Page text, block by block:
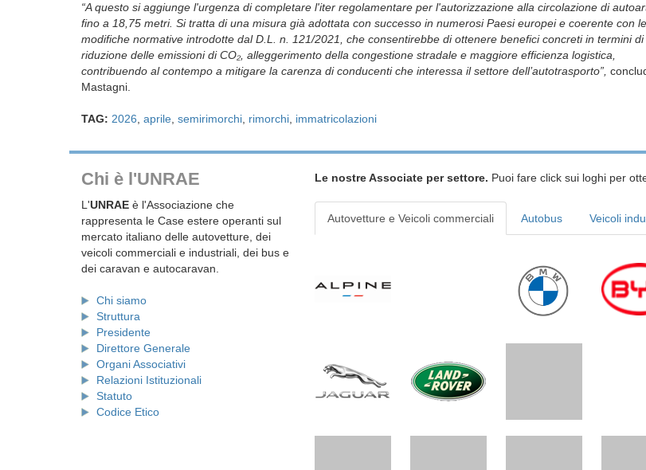
“A questo si aggiunge l'urgenza di completare l'iter regolamentare per l'autorizzazione alla circolazione di
fino a 18,75 metri. Si tratta di una misura già adottata con successo in numerosi Paesi europei e coerente con le
modifiche normative introdotte dal D.L. n. 121/2021, che consentirebbe di ottenere benefici concreti in termini di
riduzione delle emissioni di CO₂ , alleggerimento della congestione stradale e maggiore efficienza logistica,
contribuendo al contempo a mitigare la carenza di conducenti che interessa il settore dell’autotrasporto”,
Mastagni.
TAG: 2026 aprile semirimorchi rimorchi immatricolazioni
Chi è l'UNRAE
L'UNRAE è l'Associazione che
rappresenta le Case estere operanti sul
mercato italiano delle autovetture, dei
veicoli commerciali e industriali, dei bus e
dei caravan e autocaravan.
Chi siamo
Struttura
Presidente
Direttore Generale
Organi Associativi
Relazioni Istituzionali
Statuto
Codice Etico
Le nostre Associate per settore. Puoi fare click sui loghi per
Autovetture e Veicoli commerciali Autobus Veicoli